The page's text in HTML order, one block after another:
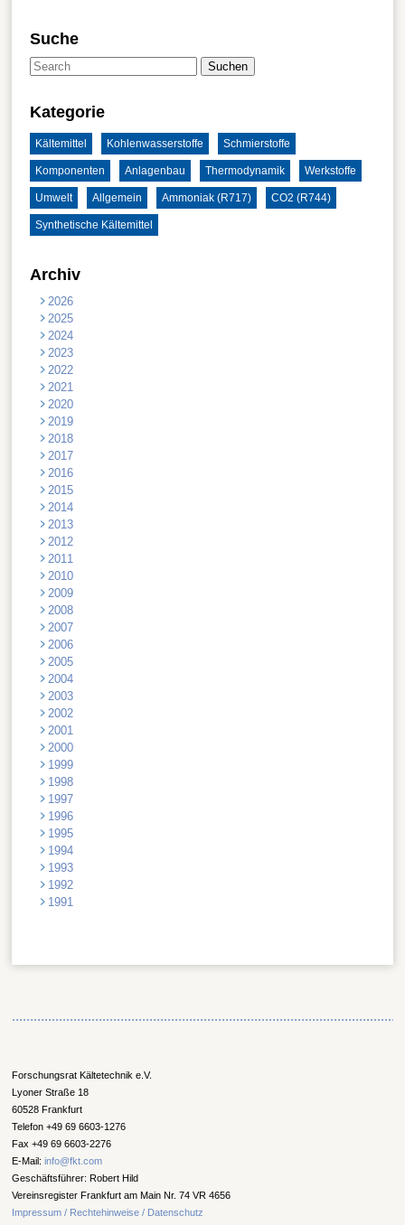
Suche
Suchen
Kategorie
Kältemittel Kohlenwasserstoffe Schmierstoffe
Komponenten Anlagenbau Thermodynamik Werkstoffe
Umwelt Allgemein Ammoniak (R717) CO2 (R744)
Synthetische Kältemittel
Archiv
2026
2025
2024
2023
2022
2021
2020
2019
2018
2017
2016
2015
2014
2013
2012
2011
2010
2009
2008
2007
2006
2005
2004
2003
2002
2001
2000
1999
1998
1997
1996
1995
1994
1993
1992
1991
Forschungsrat Kältetechnik e.V.
Lyoner Straße 18
60528 Frankfurt
Telefon +49 69 6603-1276
Fax +49 69 6603-2276
E-Mail:info@fkt.com
Geschäftsführer: Robert Hild
Vereinsregister Frankfurt am Main Nr. 74 VR 4656
Impressum / Rechtehinweise / Datenschutz